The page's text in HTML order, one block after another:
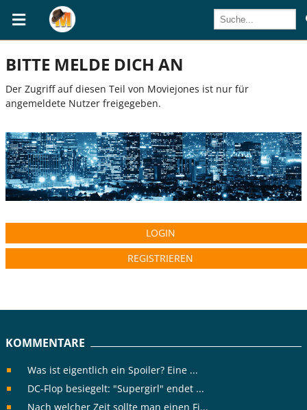
BITTE MELDE DICH AN
Der Zugriff auf diesen Teil von Moviejones ist nur für
angemeldete Nutzer freigegeben.
LOGIN
REGISTRIEREN
KOMMENTARE
Was ist eigentlich ein Spoiler? Eine ...
DC-Flop besiegelt: "Supergirl" endet ...
Nach welcher Zeit sollte man einen Fi...